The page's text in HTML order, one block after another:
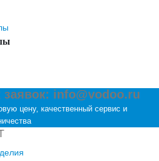
info@vodoo.ru
цену, качественный сервис и